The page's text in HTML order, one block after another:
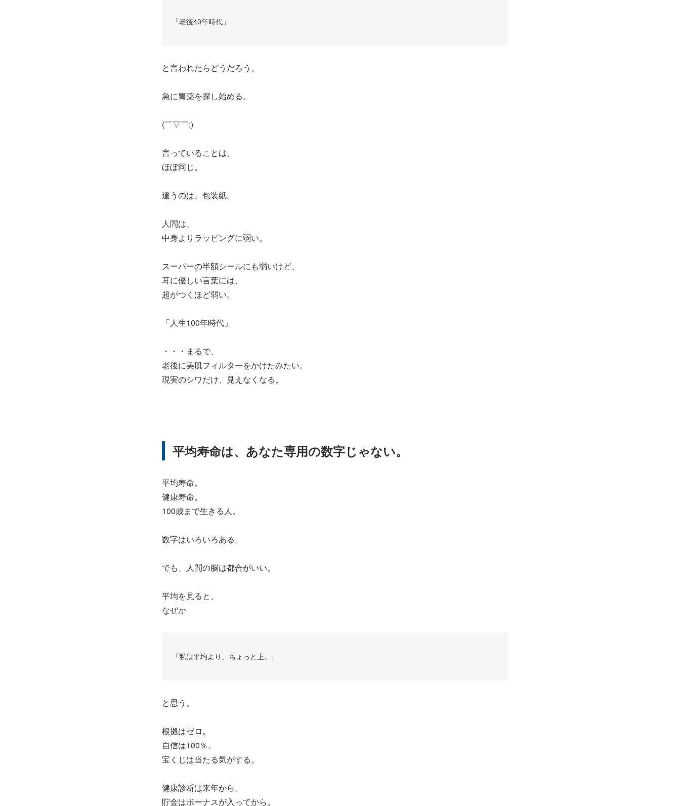
「老後40年時代」
と言われたらどうだろう。
急に胃薬を探し始める。
(￣▽￣;)
言っていることは、
ほぼ同じ。
違うのは、包装紙。
人間は、
中身よりラッピングに弱い。
スーパーの半額シールにも弱いけど、
耳に優しい言葉には、
超がつくほど弱い。
「人生100年時代」
・・・まるで、
老後に美肌フィルターをかけたみたい。
現実のシワだけ、見えなくなる。
平均寿命は、あなた専用の数字じゃない。
平均寿命。
健康寿命。
100歳まで生きる人。
数字はいろいろある。
でも、人間の脳は都合がいい。
平均を見ると、
なぜか
「私は平均より、ちょっと上。」
と思う。
根拠はゼロ。
自信は100％。
宝くじは当たる気がする。
健康診断は来年から。
貯金はボーナスが入ってから。